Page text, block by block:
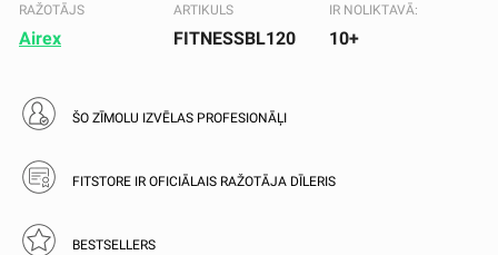
RAŽOTĀJS
Airex
ARTIKULS
FITNESSBL120
IR NOLIKTAVĀ:
10+
ŠO ZĪMOLU IZVĒLAS PROFESIONĀĻI
FITSTORE IR OFICIĀLAIS RAŽOTĀJA DĪLERIS
BESTSELLERS